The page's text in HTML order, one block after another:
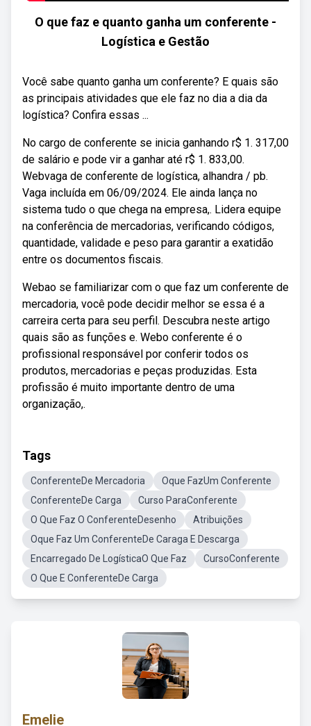
O que faz e quanto ganha um conferente -
Logística e Gestão
Você sabe quanto ganha um conferente? E quais são
as principais atividades que ele faz no dia a dia da
logística? Confira essas ...
No cargo de conferente se inicia ganhando r$ 1. 317,00
de salário e pode vir a ganhar até r$ 1. 833,00.
Webvaga de conferente de logística, alhandra / pb.
Vaga incluída em 06/09/2024. Ele ainda lança no
sistema tudo o que chega na empresa,. Lidera equipe
na conferência de mercadorias, verificando códigos,
quantidade, validade e peso para garantir a exatidão
entre os documentos fiscais.
Webao se familiarizar com o que faz um conferente de
mercadoria, você pode decidir melhor se essa é a
carreira certa para seu perfil. Descubra neste artigo
quais são as funções e. Webo conferente é o
profissional responsável por conferir todos os
produtos, mercadorias e peças produzidas. Esta
profissão é muito importante dentro de uma
organização,.
Tags
ConferenteDe Mercadoria
Oque FazUm Conferente
ConferenteDe Carga
Curso ParaConferente
O Que Faz O ConferenteDesenho
Atribuições
Oque Faz Um ConferenteDe Caraga E Descarga
Encarregado De LogísticaO Que Faz
CursoConferente
O Que E ConferenteDe Carga
Emelie